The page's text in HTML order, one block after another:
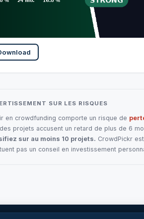
SUR LES RISQUES
en crowdfunding comporte un risque de
projets accusent un retard de plus de 6
sur au moins 10 projets. CrowdPickr
pas un conseil en investissement